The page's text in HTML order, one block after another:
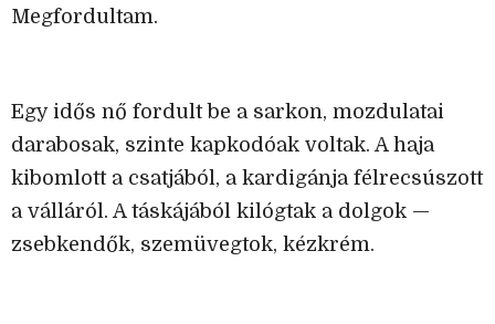
Megfordultam.
Egy idős nő fordult be a sarkon, mozdulatai
darabosak, szinte kapkodóak voltak. A haja
kibomlott a csatjából, a kardigánja félrecsúszott
a válláról. A táskájából kilógtak a dolgok —
zsebkendők, szemüvegtok, kézkrém.